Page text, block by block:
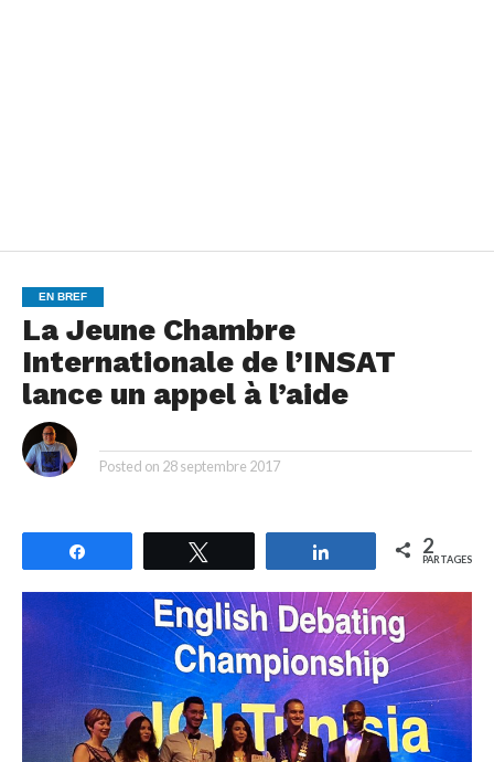
EN BREF
La Jeune Chambre
Internationale de l’INSAT
lance un appel à l’aide
Posted on 28 septembre 2017
Partagez 2
PARTAGES